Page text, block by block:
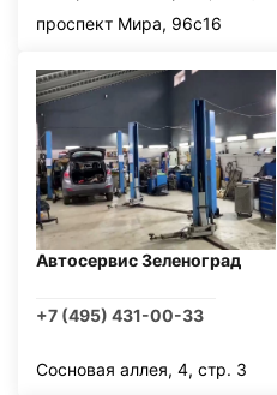
проспект Мира, 96с16
Автосервис Зеленоград
+7 (495) 431-00-33
Сосновая аллея, 4, стр. 3